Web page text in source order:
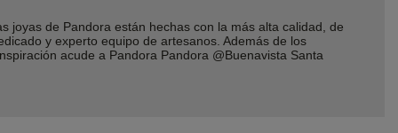
joyas de Pandora están hechas con la más alta calidad, de
y experto equipo de artesanos. Además de los
acude a Pandora Pandora @Buenavista Santa